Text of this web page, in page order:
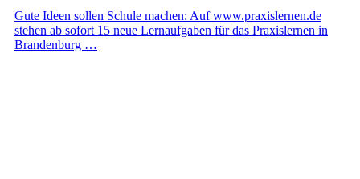
Gute Ideen sollen Schule machen: Auf www.praxislernen.de
stehen ab sofort 15 neue Lernaufgaben für das Praxislernen in
Brandenburg …